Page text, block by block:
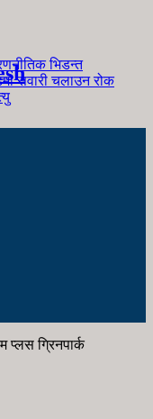
भिडन्त
सवारी चलाउन रोक
प्लस ग्रिनपार्क